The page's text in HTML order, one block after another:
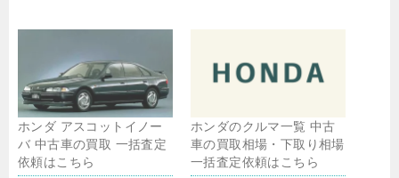
ホンダ アスコットイノー
バ 中古車の買取 一括査定
依頼はこちら
ホンダのクルマ一覧 中古
車の買取相場・下取り相場
一括査定依頼はこちら